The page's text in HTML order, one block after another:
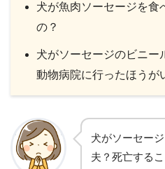
犬が魚肉ソーセージを食
の？
犬がソーセージのビニー
動物病院に行ったほうが
犬がソーセー
夫？死亡する